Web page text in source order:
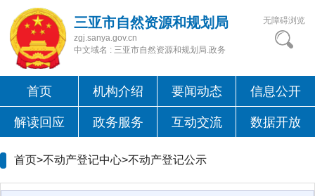
三亚市自然资源和规划局
zgj.sanya.gov.cn
中文域名 : 三亚市自然资源和规划局.政务
无障碍浏览
首页 机构介绍 要闻动态 信息公开
解读回应 政务服务 互动交流 数据开放
首页>不动产登记中心>不动产登记公示